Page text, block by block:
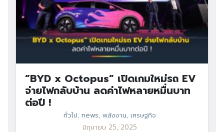
“BYD x Octopus” เปิดเกมใหม่รถ EV
จ่ายไฟกลับบ้าน ลดค่าไฟหลายหมื่นบาท
ต่อปี !
ทั่วไป, news, พลังงาน, เศรษฐกิจ
มิถุนายน 25, 2025